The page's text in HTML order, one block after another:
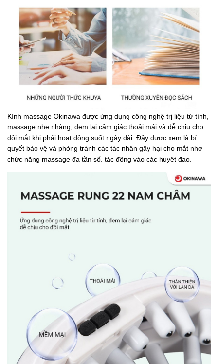
Kính massage Okinawa được ứng dụng công nghệ trị liệu từ tính,
massage nhẹ nhàng, đem lại cảm giác thoải mái và dễ chịu cho
đôi mắt khi phải hoạt động suốt ngày dài. Đây được xem là bí
quyết bảo vệ và phòng tránh các tác nhân gây hại cho mắt nhờ
chức năng massage đa tần số, tác động vào các huyệt đạo.